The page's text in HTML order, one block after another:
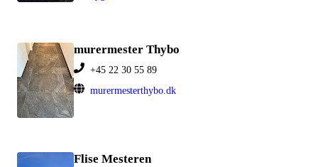
murermester Thybo
+45 22 30 55 89
murermesterthybo.dk
Flise Mesteren